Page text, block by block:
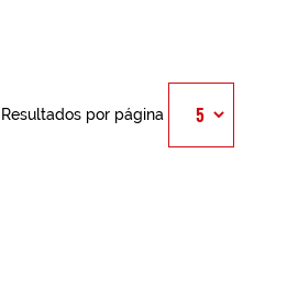
Resultados por página